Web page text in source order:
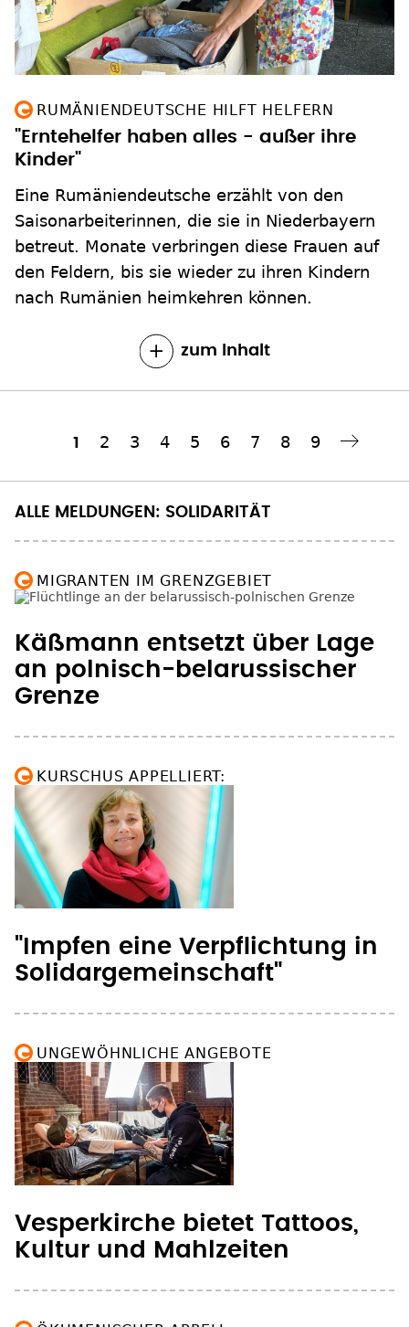
RUMÄNIENDEUTSCHE HILFT HELFERN
"Erntehelfer haben alles - außer ihre
Kinder"
Eine Rumäniendeutsche erzählt von den
Saisonarbeiterinnen, die sie in Niederbayern
betreut. Monate verbringen diese Frauen auf
den Feldern, bis sie wieder zu ihren Kindern
nach Rumänien heimkehren können.
zum Inhalt
Aktuelle
1 Seite
2 Seite
3 Seite
4 Seite
5 Seite
6 Seite
7 Seite
8 Seite
9
Nächste Seite ››
ALLE MELDUNGEN: SOLIDARITÄT
MIGRANTEN IM GRENZGEBIET
Käßmann entsetzt über Lage
an polnisch-belarussischer
Grenze
KURSCHUS APPELLIERT:
"Impfen eine Verpflichtung in
Solidargemeinschaft"
UNGEWÖHNLICHE ANGEBOTE
Vesperkirche bietet Tattoos,
Kultur und Mahlzeiten
ÖKUMENISCHER APPELL